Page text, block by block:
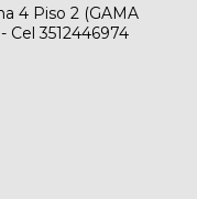
4 Piso 2 (GAMA
3512446974